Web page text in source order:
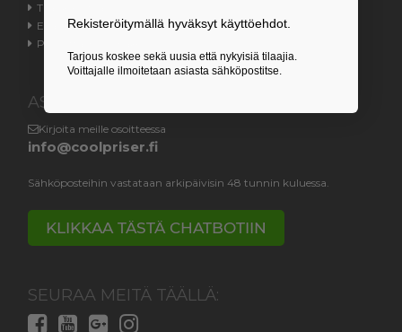
Tilauksen tila
Evästeasetukset
Peruuttamislomake
ASIAKASPALVELU
Kirjoita meille osoitteessa
info@coolpriser.fi
Sähköposteihin vastataan arkipäivisin 48 tunnin kuluessa.
KLIKKAA TÄSTÄ CHATBOTIIN
SEURAA MEITÄ TÄÄLLÄ:
Rekisteröitymällä hyväksyt käyttöehdot.
Tarjous koskee sekä uusia että nykyisiä tilaajia.
Voittajalle ilmoitetaan asiasta sähköpostitse.